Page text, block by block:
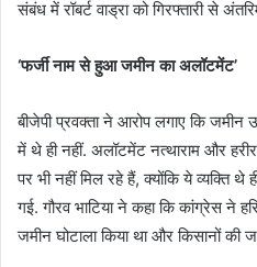
संबंध में रॉबर्ट वाड्रा को गिरफ्तारी से
‘फर्जी नाम से हुआ जमीन का अलॉटमेंट’
बीजेपी प्रवक्ता ने आरोप लगाए कि
में थे ही नहीं. अलॉटमेंट नत्थाराम और
पर भी नहीं मिल रहे हैं, क्योंकि ये व्यक्ति थे
गई. गौरव भाटिया ने कहा कि कांग्रेस ने
जमीन घोटाला किया था और किसानों की